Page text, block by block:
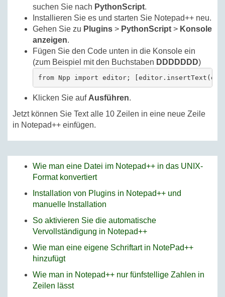
suchen Sie nach PythonScript.
Installieren Sie es und starten Sie Notepad++ neu.
Gehen Sie zu Plugins > PythonScript > Konsole
anzeigen.
Fügen Sie den Code unten in die Konsole ein
(zum Beispiel mit den Buchstaben DDDDDDD)
Klicken Sie auf Ausführen.
Jetzt können Sie Text alle 10 Zeilen in eine neue Zeile
in Notepad++ einfügen.
Wie man eine Datei im Notepad++ in das UNIX-
Format konvertiert
Installation von Plugins in Notepad++ und
manuelle Installation
So aktivieren Sie die automatische
Vervollständigung in Notepad++
Wie man eine eigene Schriftart in NotePad++
hinzufügt
Wie man in Notepad++ nur fünfstellige Zahlen in
Zeilen lässt